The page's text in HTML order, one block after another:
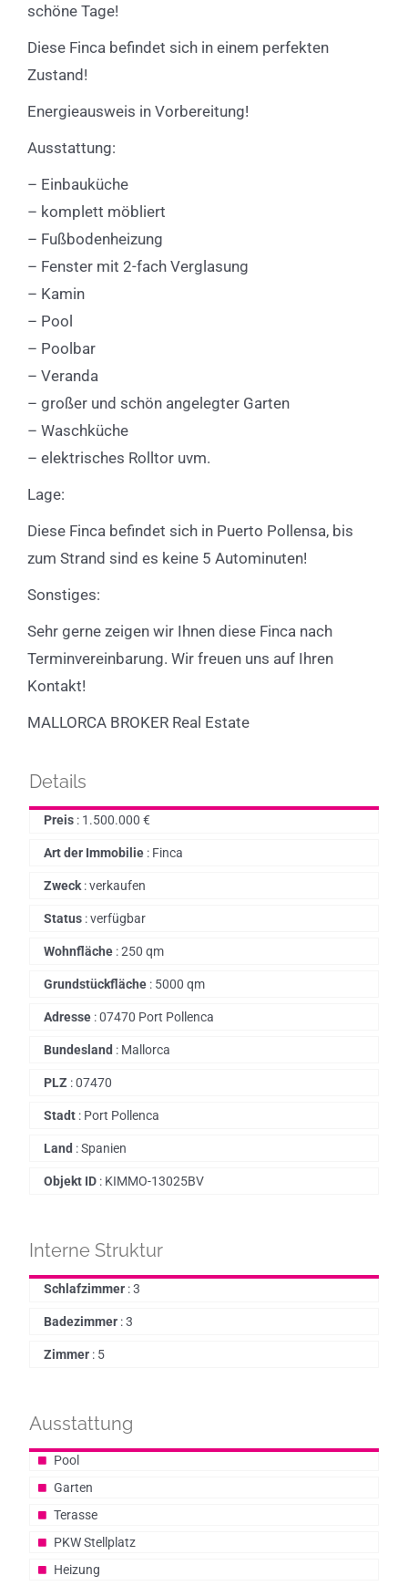
schöne Tage!
Diese Finca befindet sich in einem perfekten
Zustand!
Energieausweis in Vorbereitung!
Ausstattung:
– Einbauküche
– komplett möbliert
– Fußbodenheizung
– Fenster mit 2-fach Verglasung
– Kamin
– Pool
– Poolbar
– Veranda
– großer und schön angelegter Garten
– Waschküche
– elektrisches Rolltor uvm.
Lage:
Diese Finca befindet sich in Puerto Pollensa, bis
zum Strand sind es keine 5 Autominuten!
Sonstiges:
Sehr gerne zeigen wir Ihnen diese Finca nach
Terminvereinbarung. Wir freuen uns auf Ihren
Kontakt!
MALLORCA BROKER Real Estate
Details
Preis : 1.500.000 €
Art der Immobilie : Finca
Zweck :verkaufen
Status :verfügbar
Wohnfläche :250 qm
Grundstückfläche : 5000 qm
Adresse :07470 Port Pollenca
Bundesland : Mallorca
PLZ :07470
Stadt : Port Pollenca
Land :Spanien
Objekt ID : KIMMO-13025BV
Interne Struktur
Schlafzimmer :3
Badezimmer :3
Zimmer : 5
Ausstattung
Pool
Garten
Terasse
PKW Stellplatz
Heizung